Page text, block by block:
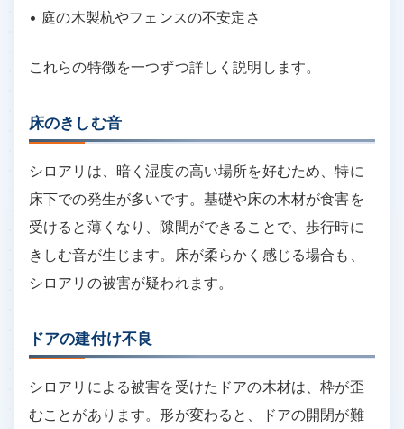
• 庭の木製杭やフェンスの不安定さ
これらの特徴を一つずつ詳しく説明します。
床のきしむ音
シロアリは、暗く湿度の高い場所を好むため、特に
床下での発生が多いです。基礎や床の木材が食害を
受けると薄くなり、隙間ができることで、歩行時に
きしむ音が生じます。床が柔らかく感じる場合も、
シロアリの被害が疑われます。
ドアの建付け不良
シロアリによる被害を受けたドアの木材は、枠が歪
むことがあります。形が変わると、ドアの開閉が難